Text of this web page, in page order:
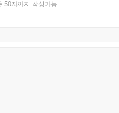
50자까지 작성가능